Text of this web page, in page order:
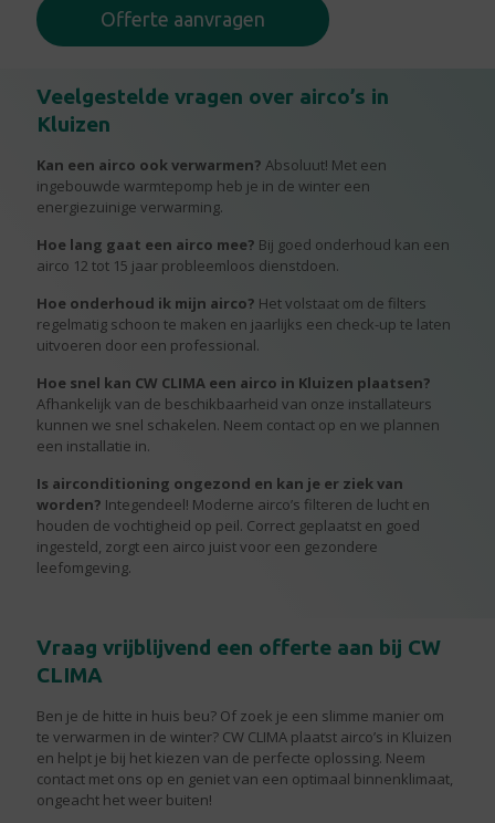
Offerte aanvragen
Veelgestelde vragen over airco’s in
Kluizen
Kan een airco ook verwarmen? Absoluut! Met een
ingebouwde warmtepomp heb je in de winter een
energiezuinige verwarming.
Hoe lang gaat een airco mee? Bij goed onderhoud kan een
airco 12 tot 15 jaar probleemloos dienstdoen.
Hoe onderhoud ik mijn airco? Het volstaat om de filters
regelmatig schoon te maken en jaarlijks een check-up te laten
uitvoeren door een professional.
Hoe snel kan CW CLIMA een airco in Kluizen plaatsen?
Afhankelijk van de beschikbaarheid van onze installateurs
kunnen we snel schakelen. Neem contact op en we plannen
een installatie in.
Is airconditioning ongezond en kan je er ziek van
worden? Integendeel! Moderne airco’s filteren de lucht en
houden de vochtigheid op peil. Correct geplaatst en goed
ingesteld, zorgt een airco juist voor een gezondere
leefomgeving.
Vraag vrijblijvend een offerte aan bij CW
CLIMA
Ben je de hitte in huis beu? Of zoek je een slimme manier om
te verwarmen in de winter? CW CLIMA plaatst airco’s in Kluizen
en helpt je bij het kiezen van de perfecte oplossing. Neem
contact met ons op en geniet van een optimaal binnenklimaat,
ongeacht het weer buiten!